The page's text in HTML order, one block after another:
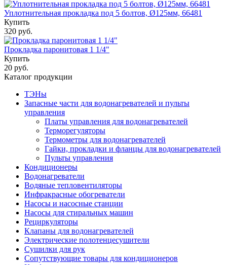
Уплотнительная прокладка под 5 болтов, Ø125мм, 66481
Купить
320 руб.
Прокладка паронитовая 1 1/4"
Купить
20 руб.
Каталог продукции
ТЭНы
Запасные части для водонагревателей и пульты
управления
Платы управления для водонагревателей
Терморегуляторы
Термометры для водонагревателей
Гайки, прокладки и фланцы для водонагревателей
Пульты управления
Кондиционеры
Водонагреватели
Водяные тепловентиляторы
Инфракрасные обогреватели
Насосы и насосные станции
Насосы для стиральных машин
Рециркуляторы
Клапаны для водонагревателей
Электрические полотенцесушители
Сушилки для рук
Сопутствующие товары для кондиционеров